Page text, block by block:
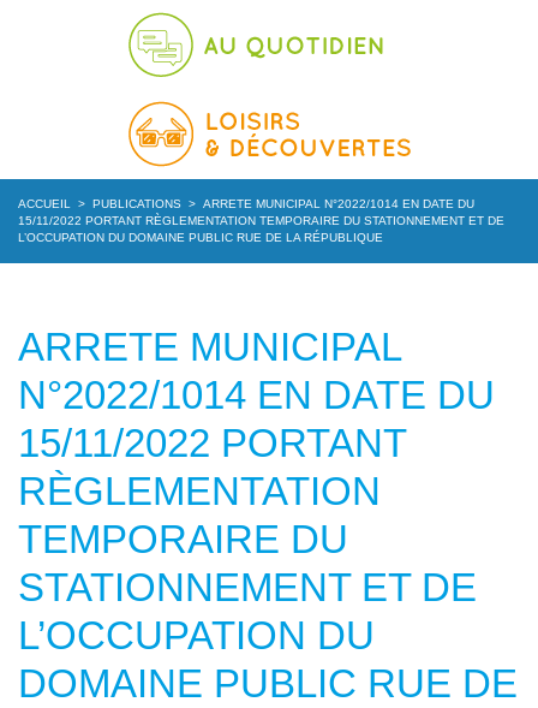
ACCUEIL > PUBLICATIONS > ARRETE MUNICIPAL N°2022/1014 EN DATE DU
15/11/2022 PORTANT RÈGLEMENTATION TEMPORAIRE DU STATIONNEMENT ET DE
L’OCCUPATION DU DOMAINE PUBLIC RUE DE LA RÉPUBLIQUE
ARRETE MUNICIPAL
N°2022/1014 EN DATE DU
15/11/2022 PORTANT
RÈGLEMENTATION
TEMPORAIRE DU
STATIONNEMENT ET DE
L’OCCUPATION DU
DOMAINE PUBLIC RUE DE